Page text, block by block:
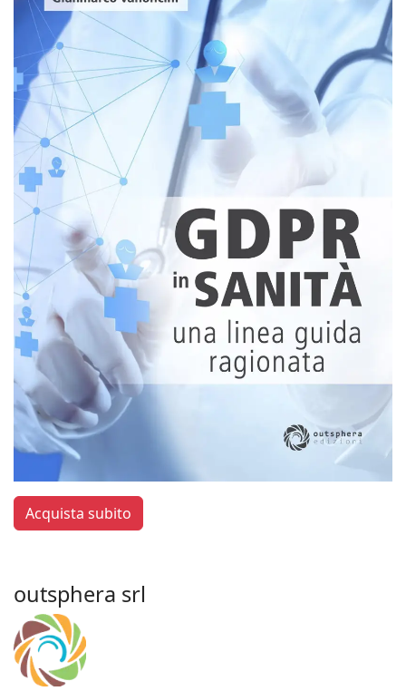
Acquista subito
outsphera srl